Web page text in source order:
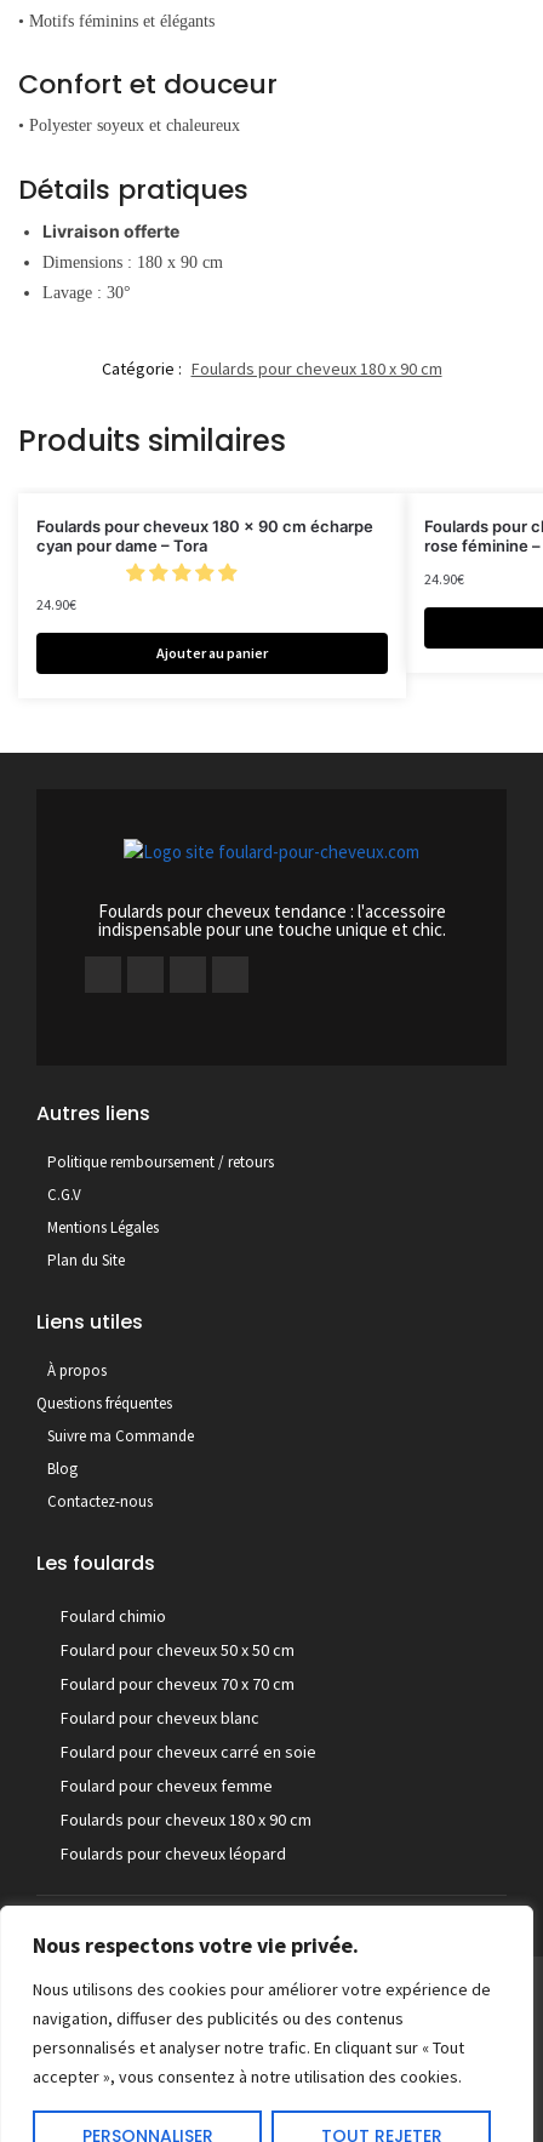
Nous respectons votre vie privée.
Nous utilisons des cookies pour améliorer votre expérience de
navigation, diffuser des publicités ou des contenus
personnalisés et analyser notre trafic. En cliquant sur « Tout
accepter », vous consentez à notre utilisation des cookies.
PERSONNALISER TOUT REJETER
• Motifs féminins et élégants
Confort et douceur
• Polyester soyeux et chaleureux
Détails pratiques
Livraison offerte
Dimensions : 180 x 90 cm
Lavage : 30°
Catégorie : Foulards pour cheveux 180 x 90 cm
Produits similaires
Foulards pour cheveux 180 x 90 cm écharpe
cyan pour dame – Tora
24.90€
Ajouter au panier
Foulards pour
rose féminine
24.90€
Foulards pour cheveux tendance : l'accessoire
indispensable pour une touche unique et chic.
Autres liens
Politique remboursement / retours
C.G.V
Mentions Légales
Plan du Site
Liens utiles
À propos
Questions fréquentes
Suivre ma Commande
Blog
Contactez-nous
Les foulards
Foulard chimio
Foulard pour cheveux 50 x 50 cm
Foulard pour cheveux 70 x 70 cm
Foulard pour cheveux blanc
Foulard pour cheveux carré en soie
Foulard pour cheveux femme
Foulards pour cheveux 180 x 90 cm
Foulards pour cheveux léopard
©Foulard pour cheveux
2026. Tout droit réservés.